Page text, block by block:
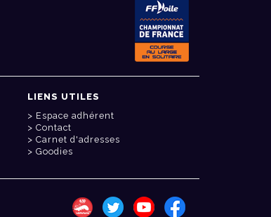
LIENS UTILES
Espace adhérent
Contact
Carnet d'adresses
Goodies